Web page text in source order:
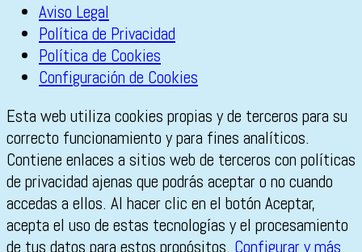
Aviso Legal
Política de Privacidad
Política de Cookies
Configuración de Cookies
Esta web utiliza cookies propias y de terceros para su
correcto funcionamiento y para fines analíticos.
Contiene enlaces a sitios web de terceros con políticas
de privacidad ajenas que podrás aceptar o no cuando
accedas a ellos. Al hacer clic en el botón Aceptar,
acepta el uso de estas tecnologías y el procesamiento
de tus datos para estos propósitos. Configurar y más